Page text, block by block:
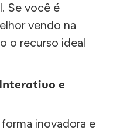
Se você é
vendo na
o recurso ideal
e
inovadora e